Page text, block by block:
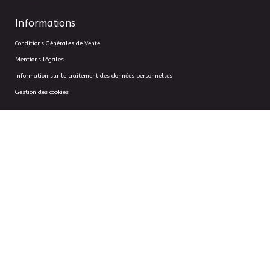
Informations
Conditions Générales de Vente
Mentions légales
Information sur le traitement des données personnelles
Gestion des cookies